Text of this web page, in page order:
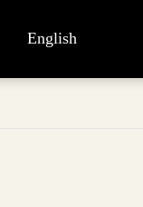
English